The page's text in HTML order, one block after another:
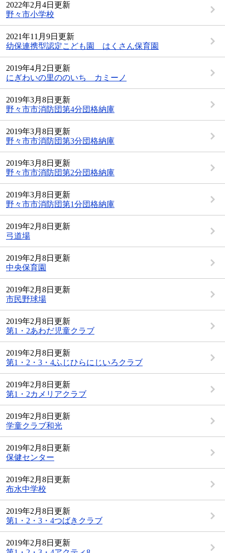
2022年2月4日更新
野々市小学校
2021年11月9日更新
幼保連携型認定こども園 はくさん保育園
2019年4月2日更新
にぎわいの里ののいち カミーノ
2019年3月8日更新
野々市市消防団第4分団格納庫
2019年3月8日更新
野々市市消防団第3分団格納庫
2019年3月8日更新
野々市市消防団第2分団格納庫
2019年3月8日更新
野々市市消防団第1分団格納庫
2019年2月8日更新
弓道場
2019年2月8日更新
中央保育園
2019年2月8日更新
市民野球場
2019年2月8日更新
第1・2あわだ児童クラブ
2019年2月8日更新
第1・2・3・4ふじひらにじいろクラブ
2019年2月8日更新
第1・2カメリアクラブ
2019年2月8日更新
学童クラブ和光
2019年2月8日更新
保健センター
2019年2月8日更新
布水中学校
2019年2月8日更新
第1・2・3・4つばきクラブ
2019年2月8日更新